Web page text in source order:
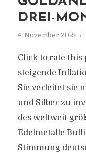
DREI-
4. November 2021
Click to rate this
steigende
Sie verleitet sie
und Silber zu
des weltweit
Edelmetalle
Stimmung